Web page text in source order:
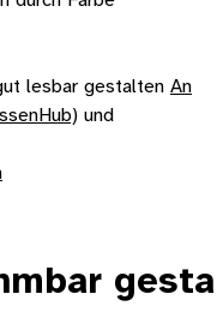
lesbar gestalten An
und